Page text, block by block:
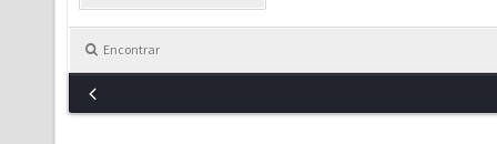
Encontrar